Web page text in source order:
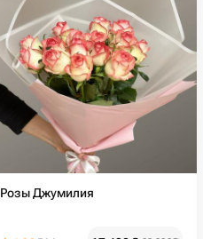
Розы Джумилия